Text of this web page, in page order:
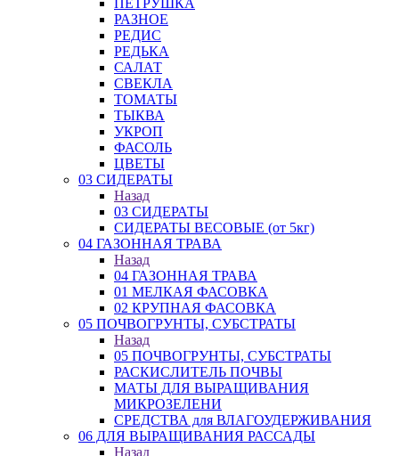
ПЕТРУШКА
РАЗНОЕ
РЕДИС
РЕДЬКА
САЛАТ
СВЕКЛА
ТОМАТЫ
ТЫКВА
УКРОП
ФАСОЛЬ
ЦВЕТЫ
03 СИДЕРАТЫ
Назад
03 СИДЕРАТЫ
СИДЕРАТЫ ВЕСОВЫЕ (от 5кг)
04 ГАЗОННАЯ ТРАВА
Назад
04 ГАЗОННАЯ ТРАВА
01 МЕЛКАЯ ФАСОВКА
02 КРУПНАЯ ФАСОВКА
05 ПОЧВОГРУНТЫ, СУБСТРАТЫ
Назад
05 ПОЧВОГРУНТЫ, СУБСТРАТЫ
РАСКИСЛИТЕЛЬ ПОЧВЫ
МАТЫ ДЛЯ ВЫРАЩИВАНИЯ
МИКРОЗЕЛЕНИ
СРЕДСТВА для ВЛАГОУДЕРЖИВАНИЯ
06 ДЛЯ ВЫРАЩИВАНИЯ РАССАДЫ
Назад